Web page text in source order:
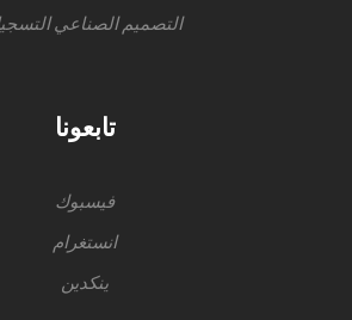
التصميم الصناعي
تابعونا
فيسبوك
انستغرام
ينكدين